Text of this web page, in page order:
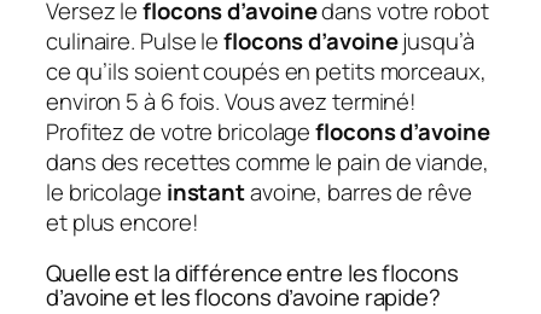
Versez leflocons d’avoinedans votre robot
culinaire. Pulse leflocons d’avoinejusqu’à
ce qu’ils soient coupés en petits morceaux,
environ 5 à 6 fois. Vous avez terminé!
Profitez de votre bricolageflocons d’avoine
dans des recettes comme le pain de viande,
le bricolage instantavoine, barres de rêve
et plus encore!
Quelle est la différence entre les flocons
d’avoine et les flocons d’avoine rapide?